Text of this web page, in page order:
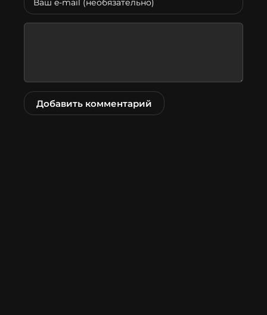
Добавить комментарий